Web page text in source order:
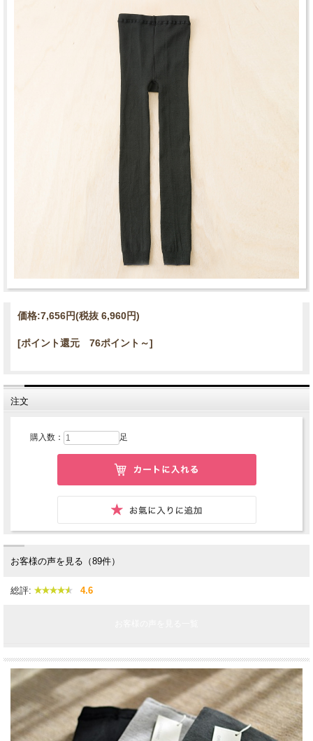
価格:7,656円(税抜 6,960円)
[ポイント還元 76ポイント～]
注文
購入数： 足
お客様の声を見る（89件）
総評: 4.6